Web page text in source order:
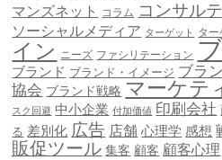
マンズネット
コラム コンサル
ソーシャルメディア ターゲット タ
イン ニーズ ファシリテーション
ブランド ブランド・イメージ ブラ
協会 ブランド戦略 マーケテ
スク回避 中小企業 付加価値 印刷会社
る 差別化 広告 店舗 心理学 感想
販促ツール 集客 顧客 顧客心理